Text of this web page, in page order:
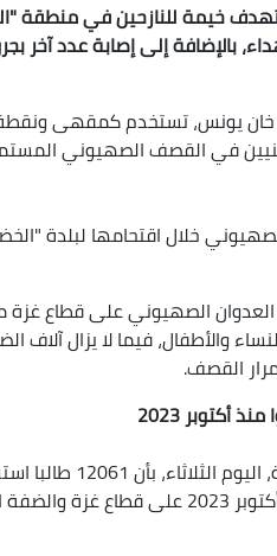
خيمة للنازحين في منطقة
خان يونس جنوب قطاع غزة، الليلة الماضية ، إلى 10 شهداء، بالإضافة إلى إصابة عدد
10 شهداء من خيمة في خان يونس، تستخدم كمقهى
في القصف الصهيوني
خلال اقتحامها لبلدة
العدوان الصهيوني على قطاع غزة
إصابة، أغلبهم من النساء والأطفال، فيما لا يزال آلاف
القصف.
على صعيد متصل، أفادت وزارة التربية والتعليم العالي
و19467 أصيبوا بجروح منذ بدء العدوان الصهيوني في السابع من أكتوبر 2023